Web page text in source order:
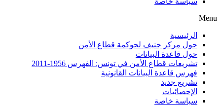
Menu
الرئيسية
حول مركز جنيف لحوكمة قطاع الأمن
حول قاعدة البيانات
تشريعات قطاع الأمن في تونس: الفهرس 1956-2011
فهرس قاعدة البيانات القانونية
تشريع جديد
الإحصائيات
سياسة خاصة